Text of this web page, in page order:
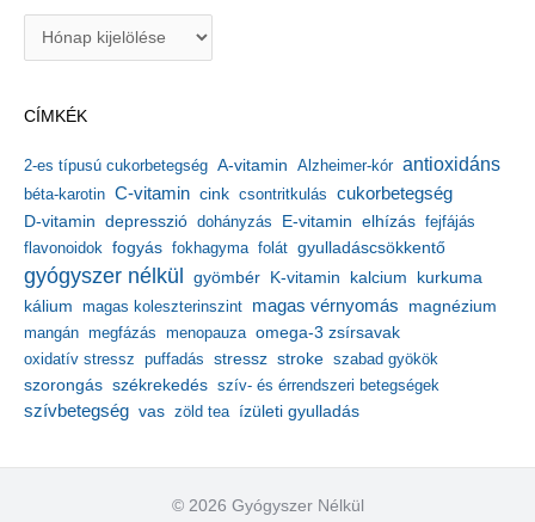
í
u
m
CÍMKÉK
2-es típusú cukorbetegség A-vitamin Alzheimer-kór antioxidáns
béta-karotin C-vitamin cink csontritkulás cukorbetegség
D-vitamin depresszió dohányzás E-vitamin elhízás fejfájás
flavonoidok fogyás fokhagyma folát gyulladáscsökkentő
gyógyszer nélkül gyömbér K-vitamin kalcium kurkuma
kálium magas koleszterinszint magas vérnyomás magnézium
mangán megfázás menopauza omega-3 zsírsavak
oxidatív stressz puffadás stressz stroke szabad gyökök
szorongás székrekedés szív- és érrendszeri betegségek
szívbetegség vas zöld tea ízületi gyulladás
© 2026 Gyógyszer Nélkül